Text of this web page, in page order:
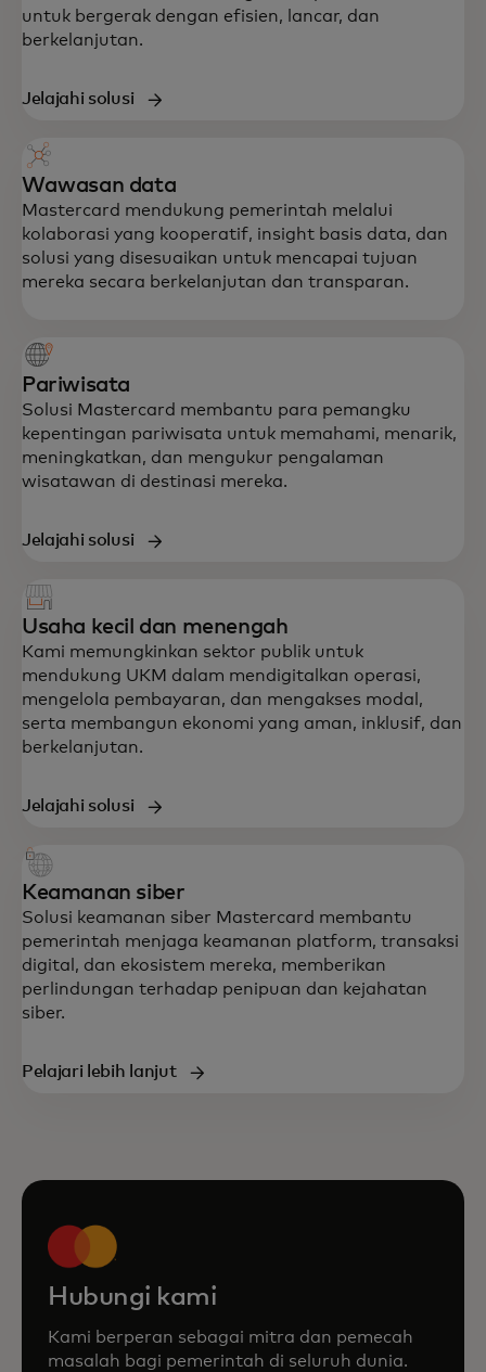
untuk bergerak dengan efisien, lancar, dan
berkelanjutan.
Jelajahi solusi
Wawasan data
Mastercard mendukung pemerintah melalui
kolaborasi yang kooperatif, insight basis data, dan
solusi yang disesuaikan untuk mencapai tujuan
mereka secara berkelanjutan dan transparan.
Pariwisata
Solusi Mastercard membantu para pemangku
kepentingan pariwisata untuk memahami, menarik,
meningkatkan, dan mengukur pengalaman
wisatawan di destinasi mereka.
Jelajahi solusi
Usaha kecil dan menengah
Kami memungkinkan sektor publik untuk
mendukung UKM dalam mendigitalkan operasi,
mengelola pembayaran, dan mengakses modal,
serta membangun ekonomi yang aman, inklusif, dan
berkelanjutan.
Jelajahi solusi
Keamanan siber
Solusi keamanan siber Mastercard membantu
pemerintah menjaga keamanan platform, transaksi
digital, dan ekosistem mereka, memberikan
perlindungan terhadap penipuan dan kejahatan
siber.
Pelajari lebih lanjut
Hubungi kami
Kami berperan sebagai mitra dan pemecah
masalah bagi pemerintah di seluruh dunia.